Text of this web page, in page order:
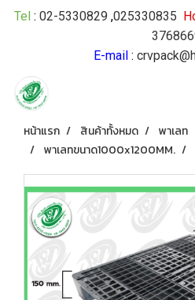
Tel : 02-5330829 ,025330835
E-mail:
หน้าแรก สินค้าทั้งหมด
พาเลท
พาเลทขนาด1000x1200MM.